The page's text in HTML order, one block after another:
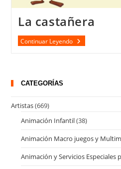
La castañera
Continuar LeyendoLa
Castañera
CATEGORÍAS
Artistas(669)
Animación Infantil(38)
Animación Macro juegos y
Animación y Servicios Especiales